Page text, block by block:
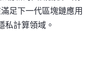
足下一代區塊鏈應用
私計算領域。